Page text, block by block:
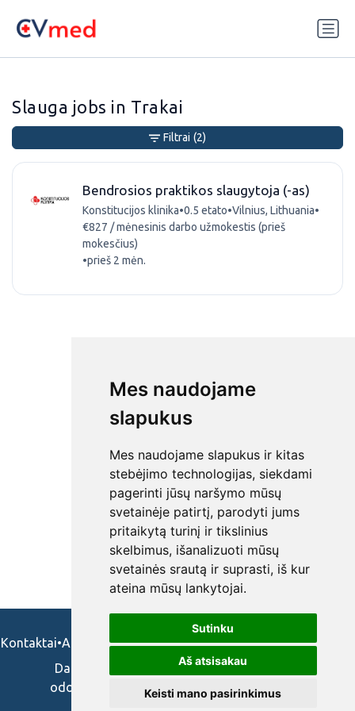
Mes naudojame
slapukus
Mes naudojame slapukus ir kitas
stebėjimo technologijas, siekdami
pagerinti jūsų naršymo mūsų
svetainėje patirtį, parodyti jums
pritaikytą turinį ir tikslinius
skelbimus, išanalizuoti mūsų
svetainės srautą ir suprasti, iš kur
ateina mūsų lankytojai.
Sutinku
Aš atsisakau
Keisti mano pasirinkimus
Slauga jobs in Trakai
Bendrosios praktikos slaugytoja (-as)
Konstitucijos klinika•0.5 etato•Vilnius, Lithuania•
€827 / mėnesinis darbo užmokestis (prieš
mokesčius)
•prieš 2 mėn.
Filtrai (2)
Kontaktai•Apie mus•Naudojimosi taisykės•Privatumo politika
Darbo skelbimai ir pasiūlymai: gydytojams,
odontologams, slaugytojams, veterinarams,